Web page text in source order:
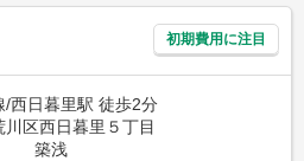
初期費用に注目
/西日暮里駅 徒歩2分
川区西日暮里５丁目
築浅